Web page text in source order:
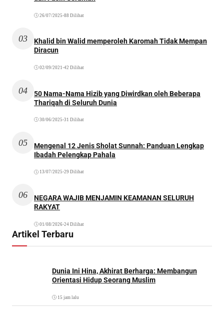
26/07/2025 •88 Dilihat
03
Khalid bin Walid memperoleh Karomah Tidak Mempan
Diracun
02/09/2021 •42 Dilihat
04
50 Nama-Nama Hizib yang Diwirdkan oleh Beberapa
Thariqah di Seluruh Dunia
30/06/2025 •31 Dilihat
05
Mengenal 12 Jenis Sholat Sunnah: Panduan Lengkap
Ibadah Pelengkap Pahala
13/07/2025 •29 Dilihat
06
NEGARA WAJIB MENJAMIN KEAMANAN SELURUH
RAKYAT
01/08/2026•24 Dilihat
Artikel Terbaru
Dunia Ini Hina, Akhirat Berharga: Membangun
Orientasi Hidup Seorang Muslim
15 jam lalu